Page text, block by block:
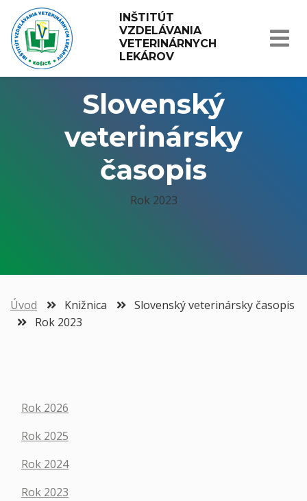
INŠTITÚT
VZDELÁVANIA
VETERINÁRNYCH
LEKÁROV
Slovenský
veterinársky
časopis
Rok 2023
Úvod Knižnica
Slovenský veterinársky časopis
Rok 2023
Rok 2026
Rok 2025
Rok 2024
Rok 2023